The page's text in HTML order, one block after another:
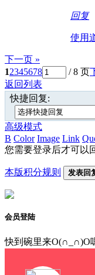
回复
使用
下一页 »
12345678 / 8 页
返回列表
快捷回复:
高级模式
B Color Image Link
您需要登录后才可以
本版积分规则 发表回
会员登陆
快到碗里来O(∩_∩)O